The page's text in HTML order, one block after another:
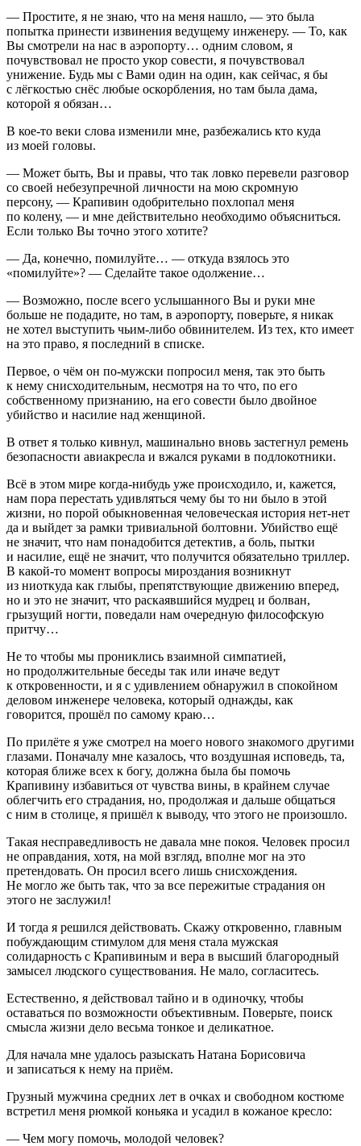
— Простите, я не знаю, что на меня нашло, — это была
попытка принести извинения ведущему инженеру. — То, как
Вы смотрели на нас в аэропорту… одним словом, я
почувствовал не просто укор совести, я почувствовал
унижение. Будь мы с Вами один на один, как сейчас, я бы
с лёгкостью снёс любые оскорбления, но там была дама,
которой я обязан…
В кое-то веки слова изменили мне, разбежались кто куда
из моей головы.
— Может быть, Вы и правы, что так ловко перевели разговор
со своей небезупречной личности на мою скромную
персону, — Крапивин одобрительно похлопал меня
по колену, — и мне действительно необходимо объясниться.
Если только Вы точно этого хотите?
— Да, конечно, помилуйте… — откуда взялось это
«помилуйте»? — Сделайте такое одолжение…
— Возможно, после всего услышанного Вы и руки мне
больше не подадите, но там, в аэропорту, поверьте, я никак
не хотел выступить чьим-либо обвинителем. Из тех, кто имеет
на это право, я последний в списке.
Первое, о чём он по-мужски попросил меня, так это быть
к нему снисходительным, несмотря на то что, по его
собственному признанию, на его совести было двойное
убийство и насилие над женщиной.
В ответ я только кивнул, машинально вновь застегнул ремень
безопасности авиакресла и вжался руками в подлокотники.
Всё в этом мире когда-нибудь уже происходило, и, кажется,
нам пора перестать удивляться чему бы то ни было в этой
жизни, но порой обыкновенная человеческая история нет-нет
да и выйдет за рамки тривиальной болтовни. Убийство ещё
не значит, что нам понадобится детектив, а боль, пытки
и насилие, ещё не значит, что получится обязательно триллер.
В какой-то момент вопросы мироздания возникнут
из ниоткуда как глыбы, препятствующие движению вперед,
но и это не значит, что раскаявшийся мудрец и болван,
грызущий ногти, поведали нам очередную философскую
притчу…
Не то чтобы мы прониклись взаимной симпатией,
но продолжительные беседы так или иначе ведут
к откровенности, и я с удивлением обнаружил в спокойном
деловом инженере человека, который однажды, как
говорится, прошёл по самому краю…
По прилёте я уже смотрел на моего нового знакомого другими
глазами. Поначалу мне казалось, что воздушная исповедь, та,
которая ближе всех к богу, должна была бы помочь
Крапивину избавиться от чувства вины, в крайнем случае
облегчить его страдания, но, продолжая и дальше общаться
с ним в столице, я пришёл к выводу, что этого не произошло.
Такая несправедливость не давала мне покоя. Человек просил
не оправдания, хотя, на мой взгляд, вполне мог на это
претендовать. Он просил всего лишь снисхождения.
Не могло же быть так, что за все пережитые страдания он
этого не заслужил!
И тогда я решился действовать. Скажу откровенно, главным
побуждающим стимулом для меня стала мужская
солидарность с Крапивиным и вера в высший благородный
замысел людского существования. Не мало, согласитесь.
Естественно, я действовал тайно и в одиночку, чтобы
оставаться по возможности объективным. Поверьте, поиск
смысла жизни дело весьма тонкое и деликатное.
Для начала мне удалось разыскать Натана Борисовича
и записаться к нему на приём.
Грузный мужчина средних лет в очках и свободном костюме
встретил меня рюмкой коньяка и усадил в кожаное кресло:
— Чем могу помочь, молодой человек?